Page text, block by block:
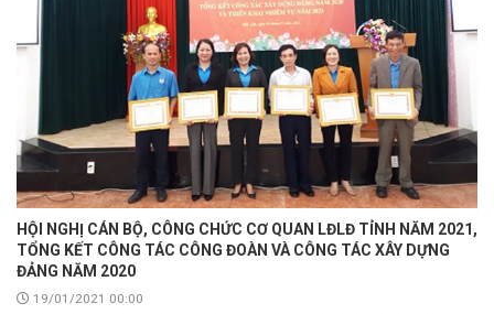
HỘI NGHỊ CÁN BỘ, CÔNG CHỨC CƠ QUAN LĐLĐ TỈNH NĂM 2021,
TỔNG KẾT CÔNG TÁC CÔNG ĐOÀN VÀ CÔNG TÁC XÂY DỰNG
ĐẢNG NĂM 2020
19/01/2021 00:00
Liên đoàn Lao động tỉnh tổ chức trao kinh phí hỗ trợ xây dựng nhà